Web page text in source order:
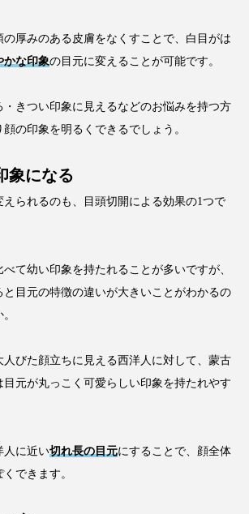
の厚みのある皮膚をなくすことで、白目がは
かな印象の目元に変えることが可能です。
・きつい印象に見えるなどのお悩みを持つ方
の印象を明るくできるでしょう。
象になる
えられるのも、目頭切開による効果の1つで
て幼い印象を持たれることが多いですが、
目元の特徴の違いが大きいことがわかるの
人びた顔立ちに見える西洋人に対して、蒙古
元が丸っこく可愛らしい印象を持たれやす
人に近い切れ長の目元にすることで、顔全体
できます。